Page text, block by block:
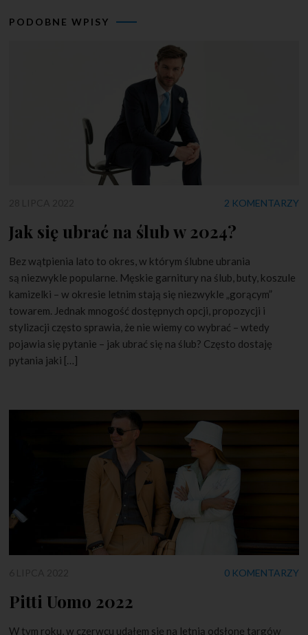
PODOBNE WPISY
2 KOMENTARZY
Jak się ubrać na ślub w 2024?
Bez wątpienia lato to okres, w którym ślubne ubrania
są niezwykle popularne. Męskie garnitury na ślub, buty, koszule
kamizelki – w okresie letnim stają się niezwykle „gorącym”
towarem. Jednak mnogość dostępnych opcji, propozycji i
stylizacji często sprawia, że nie wiemy co wybrać – wtedy
pojawia się pytanie – jak ubrać się na ślub? Często dostaję
pytania jaki […]
0 KOMENTARZY
Pitti Uomo 2022
W tym roku, w czerwcu udałem się na letnią odsłonę targów